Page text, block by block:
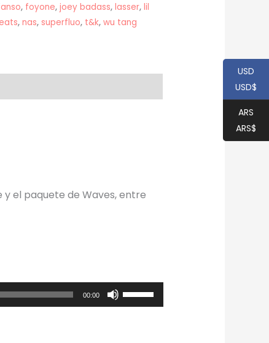
, foyone, joey badass, lasser, lil
, nas, superfluo, t&k, wu tang
y el paquete de Waves, entre
00:00
Utiliza
las
USD
USD$
ARS
ARS$